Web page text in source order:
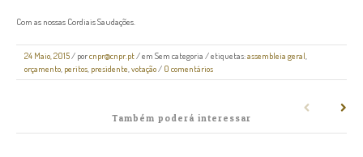
Com as nossas Cordiais Saudações.
24 Maio, 2015/ porcnpr@cnpr.pt/ em Sem categoria / etiquetas:assembleia geral,
orçamento, peritos, presidente,votação/ 0 comentários
Também poderá interessar